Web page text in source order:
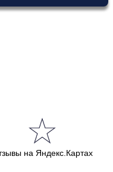
на Яндекс.Картах